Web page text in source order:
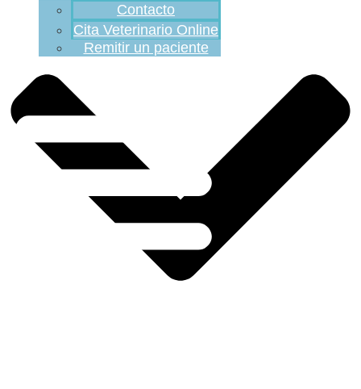
Contacto
Cita Veterinario Online
Remitir un paciente